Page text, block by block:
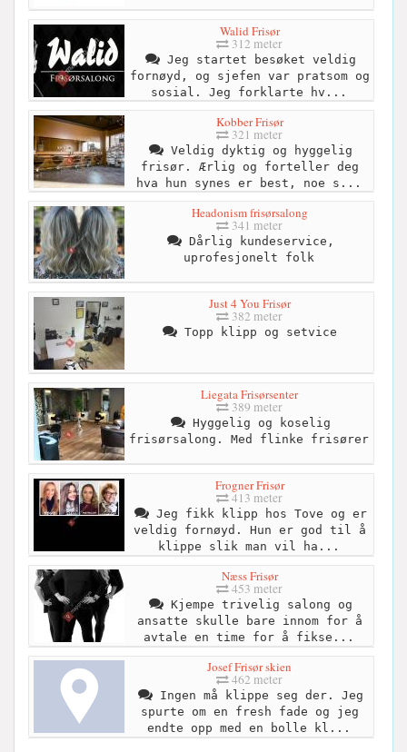
Walid Frisør
312 meter
Jeg startet besøket veldig
fornøyd, og sjefen var pratsom og
sosial. Jeg forklarte hv...
Kobber Frisør
321 meter
Veldig dyktig og hyggelig
frisør. Ærlig og forteller deg
hva hun synes er best, noe s...
Headonism frisørsalong
341 meter
Dårlig kundeservice,
uprofesjonelt folk
Just 4 You Frisør
382 meter
Topp klipp og setvice
Liegata Frisørsenter
389 meter
Hyggelig og koselig
frisørsalong. Med flinke frisører
Frogner Frisør
413 meter
Jeg fikk klipp hos Tove og er
veldig fornøyd. Hun er god til å
klippe slik man vil ha...
Næss Frisør
453 meter
Kjempe trivelig salong og
ansatte skulle bare innom for å
avtale en time for å fikse...
Josef Frisør skien
462 meter
Ingen må klippe seg der. Jeg
spurte om en fresh fade og jeg
endte opp med en bolle kl...